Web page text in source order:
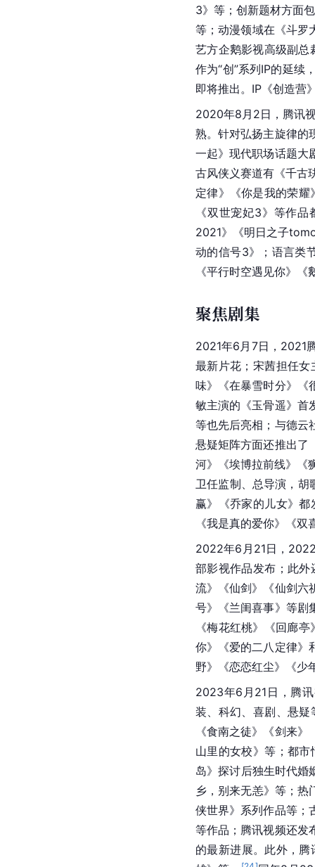
3》等；创新题材方面
等；动漫领域在《斗罗
艺方企鹅影视高级副
作为“创”系列IP的延
即将推出。IP《创造营
2020年8月2日，腾讯
熟。针对弘扬主旋律的
一起》现代职场话题大
古风侠义赛道有《千古
定律》《你是我的荣耀
《双世宠妃3》等作
2021》《明日之子
动的信号3》；语言类
《平行时空遇见你》《
聚焦剧集
2021年6月7日，2021
最新片花；宋茜担任
味》《在暴雪时分》《
敏主演的《玉骨遥》首
等也先后亮相；与德云
悬疑矩阵方面还推出了
河》《埃博拉前线》《
卫任监制、总导演，胡
赢》《乔家的儿女》
《我是真的爱你》《
2022年6月21日，
部影视作品发布；此
流》《仙剑》《仙剑六
号》《兰闺喜事》等剧
《梅花红桃》《回廊
你》《爱的二八定律》
野》《恋恋红尘》《少
2023年6月21日，腾
装、科幻、喜剧、悬
《食南之徒》《剑来
山里的女校》等；都
岛》探讨后独生时代婚
乡，别来无恙》等；热
侠世界》系列作品等；
等作品；腾讯视频还发
的最新进展。此外，